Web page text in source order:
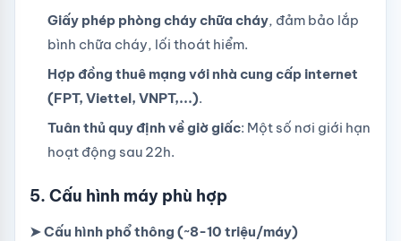
Giấy phép phòng cháy chữa cháy, đảm bảo lắp
bình chữa cháy, lối thoát hiểm.
Hợp đồng thuê mạng với nhà cung cấp internet
(FPT, Viettel, VNPT,...).
Tuân thủ quy định về giờ giấc: Một số nơi giới hạn
hoạt động sau 22h.
5. Cấu hình máy phù hợp
➤ Cấu hình phổ thông (~8-10 triệu/máy)